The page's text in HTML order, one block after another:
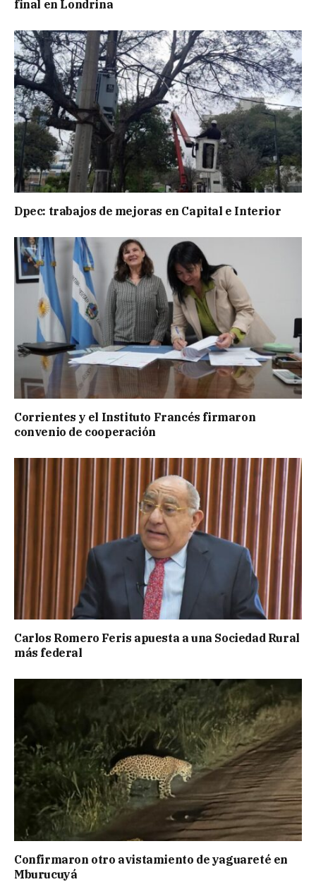
final en Londrina
Dpec: trabajos de mejoras en Capital e Interior
Corrientes y el Instituto Francés firmaron
convenio de cooperación
Carlos Romero Feris apuesta a una Sociedad Rural
más federal
Confirmaron otro avistamiento de yaguareté en
Mburucuyá